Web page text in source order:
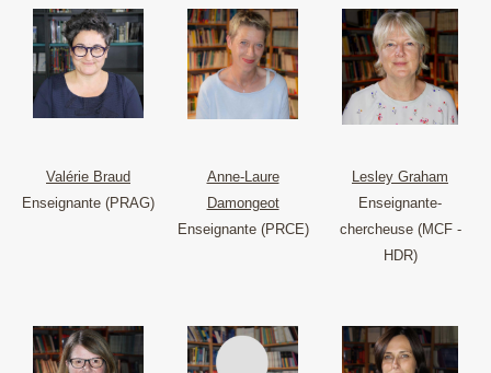
Valérie Braud
Enseignante (PRAG)
Anne-Laure
Damongeot
Enseignante (PRCE)
Lesley Graham
Enseignante-
chercheuse (MCF -
HDR)